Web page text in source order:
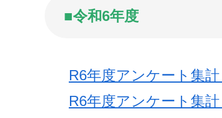
■令和6年度
R6年度アンケート集
R6年度アンケート集